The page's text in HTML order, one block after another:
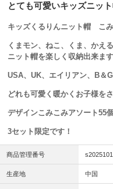
とても可愛いキッズニッ
キッズくるりんニット帽 こ
くまモン、ねこ、くま、かえ
ニット帽を楽しく収納出来ます
USA、UK、エイリアン、B＆
どれも可愛く暖かくお子様を
デザインこみこみアソート55
3セット限定です！
商品管理番号
生産地 中国